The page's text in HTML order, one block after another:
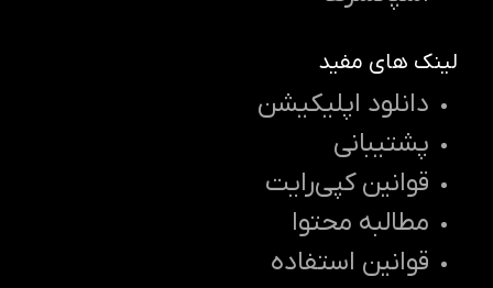
لینک های مفید
دانلود اپلیکیشن
پشتیبانی
قوانین کپی‌رایت
مطالبه محتوا
قوانین استفاده